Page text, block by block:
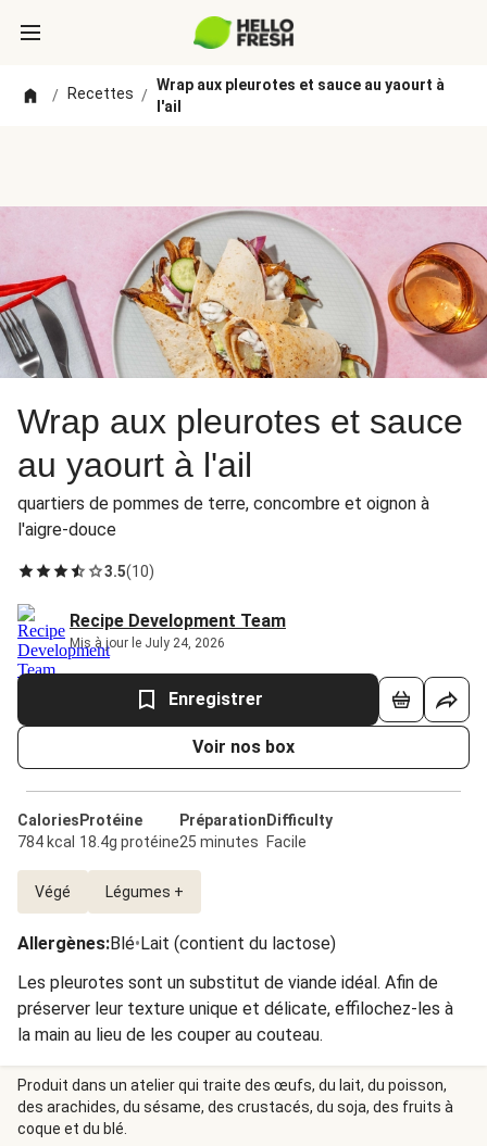
/ Recettes /
Wrap aux pleurotes et sauce au yaourt à
l'ail
Wrap aux pleurotes et sauce
au yaourt à l'ail
quartiers de pommes de terre, concombre et oignon à
l'aigre-douce
3.5(10)
Recipe Development Team
Mis à jour le July 24, 2026
Enregistrer
Voir nos box
Calories
784 kcal
Protéine
18.4g protéine
Préparation
25 minutes
Difficulty
Facile
Végé Légumes +
Allergènes:Blé•Lait (contient du lactose)
Les pleurotes sont un substitut de viande idéal. Afin de
préserver leur texture unique et délicate, effilochez-les à
la main au lieu de les couper au couteau.
Produit dans un atelier qui traite des œufs, du lait, du poisson,
des arachides, du sésame, des crustacés, du soja, des fruits à
coque et du blé.